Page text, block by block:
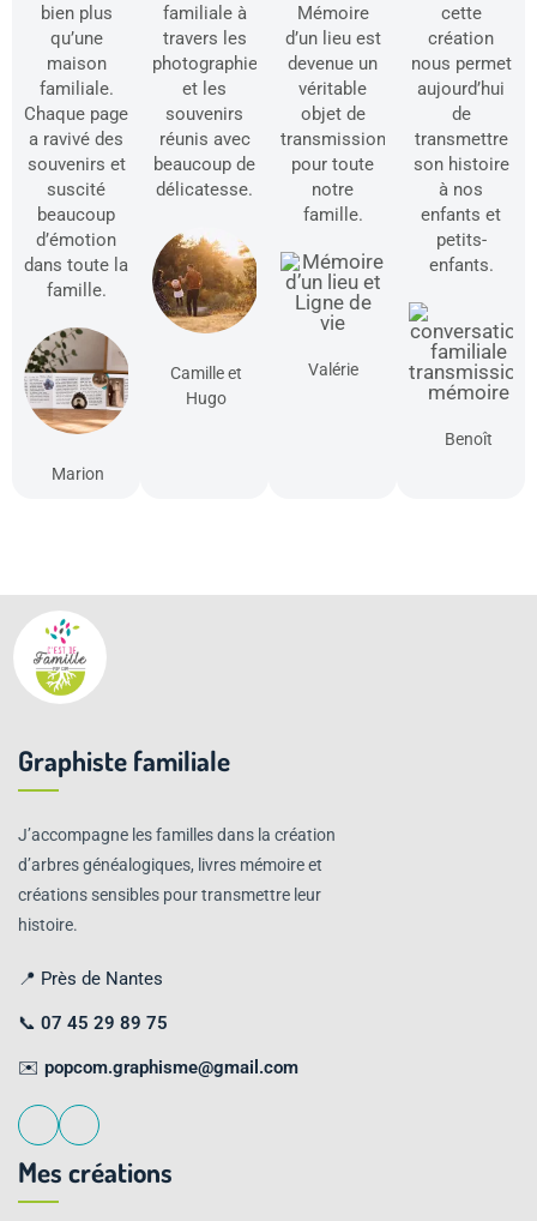
bien plus
qu’une
maison
familiale.
Chaque page
a ravivé des
souvenirs et
suscité
beaucoup
d’émotion
dans toute la
famille.
Marion
familiale à
travers les
photographies
et les
souvenirs
réunis avec
beaucoup de
délicatesse.
Camille et
Hugo
Mémoire
d’un lieu est
devenue un
véritable
objet de
transmission
pour toute
notre
famille.
Valérie
cette
création
nous permet
aujourd’hui
de
transmettre
son histoire
à nos
enfants et
petits-
enfants.
Benoît
Graphiste familiale
J’accompagne les familles dans la création
d’arbres généalogiques, livres mémoire et
créations sensibles pour transmettre leur
histoire.
📍 Près de Nantes
📞 07 45 29 89 75
✉️ popcom.graphisme@gmail.com
Mes créations